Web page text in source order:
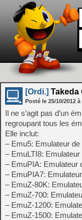
[Ordi.] Takeda
Posté le 25/10/2012 à
Il ne s’agit pas d’un
regroupant tous les
Elle inclut:
– Emu5: Emulateur
– EmuLTI8:
– EmuPIA: Emulateur
– EmuPIA7:
– EmuZ-80K:
– EmuZ-700:
– EmuZ-1200:
– EmuZ-1500: